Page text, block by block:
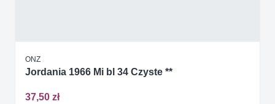
ONZ
Jordania 1966 Mi bl 34 Czyste **
37,50 zł